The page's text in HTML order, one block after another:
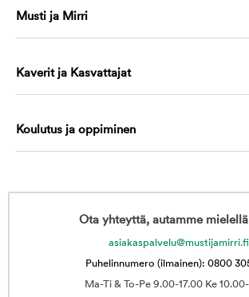
Musti ja Mirri
Kaverit ja Kasvattajat
Koulutus ja oppiminen
Ota yhteyttä, autamme
asiakaspalvelu@mustijamirri.fi
Puhelinnumero (ilmainen): 0800
Ma-Ti & To-Pe 9.00-17.00 Ke